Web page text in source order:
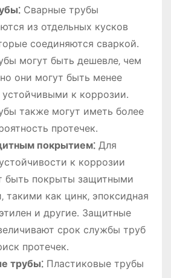
Сварные трубы
из отдельных кусков
соединяются сваркой․
могут быть дешевле‚ чем
они могут быть менее
к коррозии․
также могут иметь более
протечек․
покрытием⁚Для
к коррозии
быть покрыты защитными
такими как цинк‚ эпоксидная
и другие․ Защитные
срок службы труб
протечек․
трубы⁚Пластиковые трубы